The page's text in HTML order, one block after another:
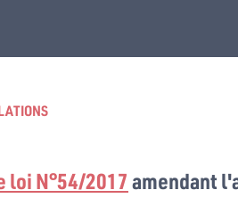
loi N°54/2017amendant